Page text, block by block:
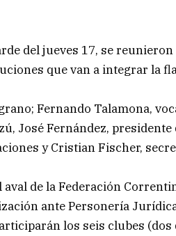
del jueves 17, se
que van a integrar la
Fernando Talamona,
José Fernández, presidente
y Cristian Fischer,
de la Federación
ante Personería
los seis clubes (dos